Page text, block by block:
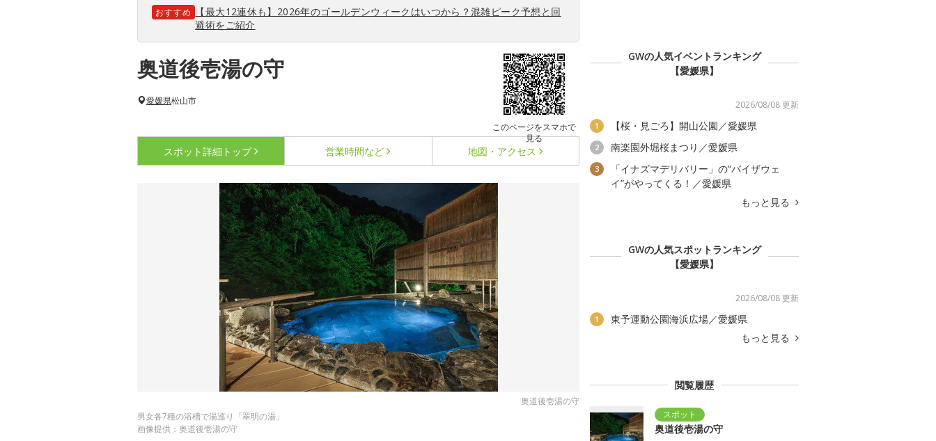
おすすめ
【最大12連休も】2026年のゴールデンウィークはいつから？混雑ピーク予想と回
避術をご紹介
奥道後壱湯の守
このページをスマホで
見る
愛媛県松山市
スポット詳細 トップ 営業時間など 地図・アクセス
奥道後壱湯の守
男女各7種の浴槽で湯巡り「翠明の湯」
画像提供：奥道後壱湯の守
GWの人気イベントランキング
【愛媛県】
2026/08/08 更新
1 【桜・見ごろ】開山公園／愛媛県
2 南楽園外堀桜まつり／愛媛県
3
「イナズマデリバリー」の“バイザウェ
イ”がやってくる！／愛媛県
もっと見る
GWの人気スポットランキング
【愛媛県】
2026/08/08 更新
1
東予運動公園海浜広場／愛媛県
もっと見る
閲覧履歴
奥道後壱湯の守